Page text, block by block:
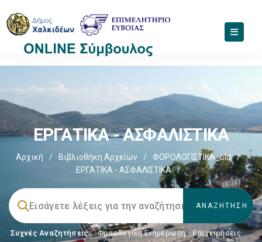
ΕΡΓΑΤΙΚΑ - ΑΣΦΑΛΙΣΤΙΚΑ
Αρχική / Βιβλιοθήκη Αρχείων / ΦΟΡΟΛΟΓΙΣΤΙΚΑ_old
/
ΕΡΓΑΤΙΚΑ - ΑΣΦΑΛΙΣΤΙΚΑ
/
Συχνές Αναζητήσεις: Φορολογικη Ενημέρωση, Επιχειρήσεις